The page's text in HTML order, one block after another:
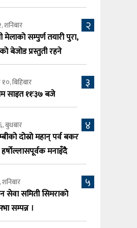
र घनेन्द्र न्यौपाने भिड्दै
६ गते बुधबारको कामना खबर
मेला भव्यरूपमा सम्पन्न,
झुमाए दर्शक
मेलाको सम्पुर्ण तयारी पुरा,
बेजोड प्रस्तुती रहने
शनिबार
मेलाको सम्पुर्ण तयारी पुरा,
बेजोड प्रस्तुती रहने
२
बिहिबार
साइत ११ः३७ बजे
३
बुधबार
दोस्रो महान् पर्व बकर
मनाइँदै
४
सेवा समिती सिमराको
सम्पन्न ।
५